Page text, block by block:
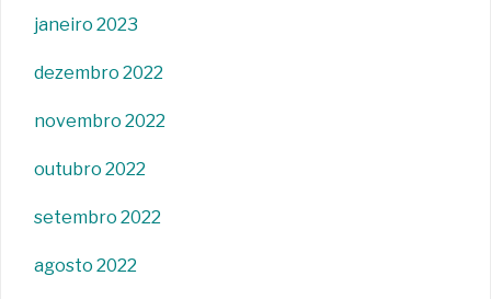
janeiro 2023
dezembro 2022
novembro 2022
outubro 2022
setembro 2022
agosto 2022